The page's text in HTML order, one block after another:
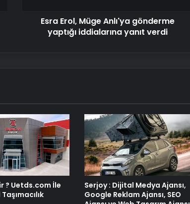
Esra Erol, Müge Anlı'ya gönderme
yaptığı iddialarına yanıt verdi
? Uetds.com İle
Serjoy : Dijital Medya Ajansı,
Google Reklam Ajansı, SEO